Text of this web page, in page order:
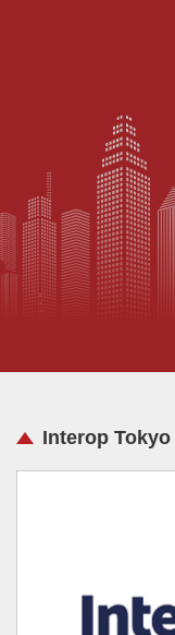
Interop Tokyo